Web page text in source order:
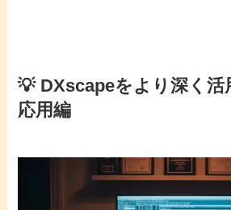
💡 DXscapeをより深く活
応用編